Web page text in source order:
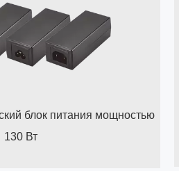
блок питания мощностью
130 Вт